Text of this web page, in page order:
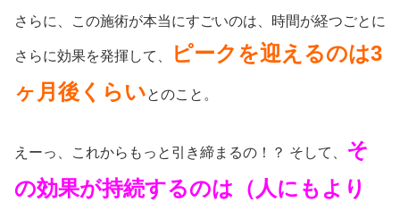
さらに、この施術が本当にすごいのは、時間が経つごとに
さらに効果を発揮して、
ピークを迎えるのは3
ヶ月後くらいとのこと。
えーっ、これからもっと引き締まるの！？ そして、 そ
の効果が持続するのは（人にもより